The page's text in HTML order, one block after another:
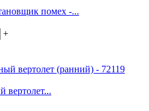
помех -...
+
вертолет...